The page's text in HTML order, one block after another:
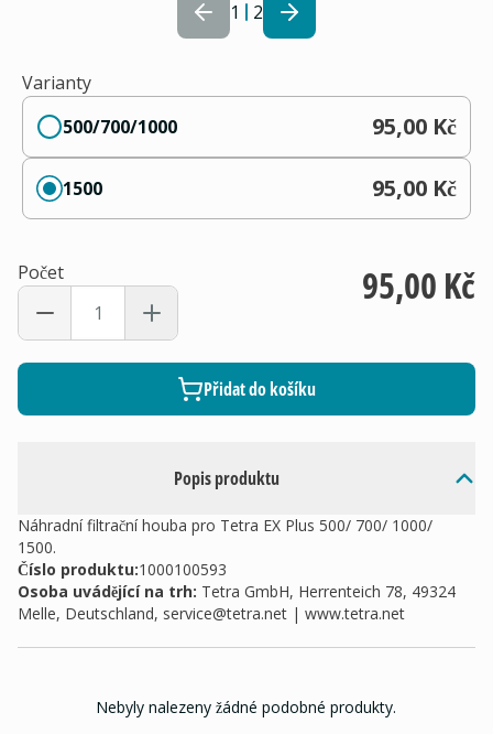
1 2
Popis produktu
Náhradní filtrační houba pro Tetra EX Plus 500/ 700/ 1000/
1500.
Číslo produktu:1000100593
Osoba uvádějící na trh: Tetra GmbH, Herrenteich 78, 49324
Melle, Deutschland, service@tetra.net | www.tetra.net
Varianty
500/700/1000
95,00 Kč
1500 95,00 Kč
Počet 95,00 Kč
Přidat do košíku
Nebyly nalezeny žádné podobné produkty.